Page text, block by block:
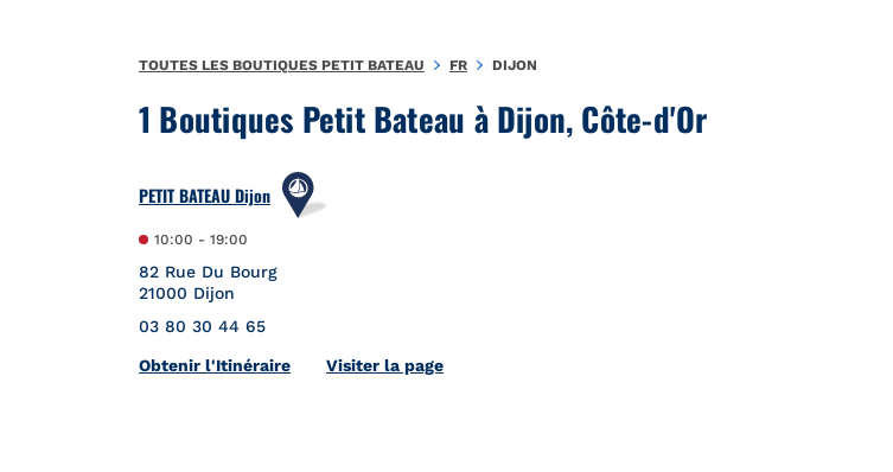
1 Boutiques Petit Bateau à Dijon, Côte-d'Or
PETIT BATEAU Dijon
10:00 - 19:00
82 Rue Du Bourg
21000 Dijon
03 80 30 44 65
Obtenir l'ItinéraireLink Opens in New Tab
Visiter la page
TOUTES LES BOUTIQUES PETIT BATEAU FR DIJON